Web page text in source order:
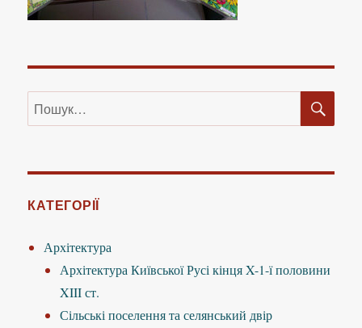
Пошук
за
КАТЕГОРІЇ
Архітектура
Архітектура Київської Русі кінця X-1-ї половини
XIII ст.
Сільські поселення та селянський двір